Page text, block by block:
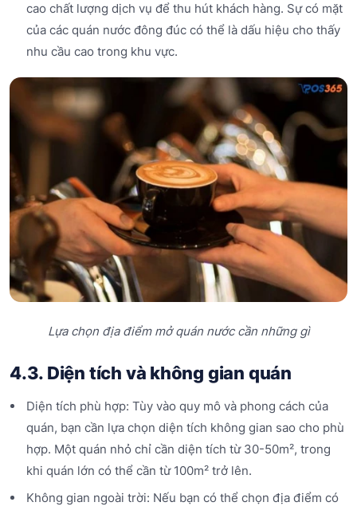
cao chất lượng dịch vụ để thu hút khách hàng. Sự có mặt
của các quán nước đông đúc có thể là dấu hiệu cho thấy
nhu cầu cao trong khu vực.
Lựa chọn địa điểm mở quán nước cần những gì
4.3. Diện tích và không gian quán
Diện tích phù hợp: Tùy vào quy mô và phong cách của
quán, bạn cần lựa chọn diện tích không gian sao cho phù
hợp. Một quán nhỏ chỉ cần diện tích từ 30-50m², trong
khi quán lớn có thể cần từ 100m² trở lên.
Không gian ngoài trời: Nếu bạn có thể chọn địa điểm có